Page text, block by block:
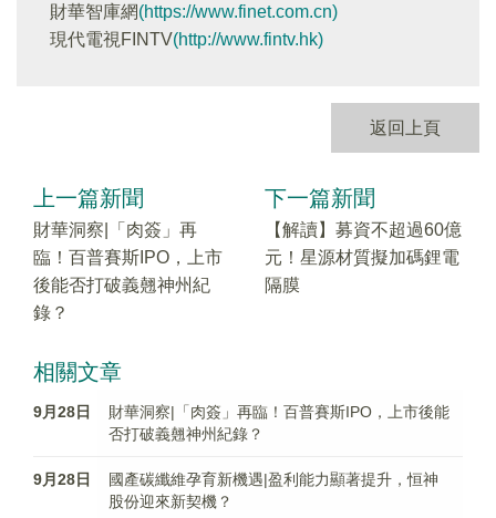
財華智庫網(https://www.finet.com.cn)
現代電視FINTV(http://www.fintv.hk)
返回上頁
上一篇新聞
財華洞察|「肉簽」再
臨！百普賽斯IPO，上市
後能否打破義翹神州紀
錄？
下一篇新聞
【解讀】募資不超過60億
元！星源材質擬加碼鋰電
隔膜
相關文章
9月28日
財華洞察|「肉簽」再臨！百普賽斯IPO，上市後能
否打破義翹神州紀錄？
9月28日
國產碳纖維孕育新機遇|盈利能力顯著提升，恒神
股份迎來新契機？